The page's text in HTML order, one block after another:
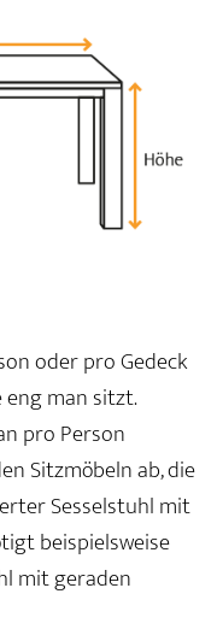
oder pro Gedeck
eng man sitzt.
pro Person
Sitzmöbeln ab, die
Sesselstuhl mit
beispielsweise
mit geraden